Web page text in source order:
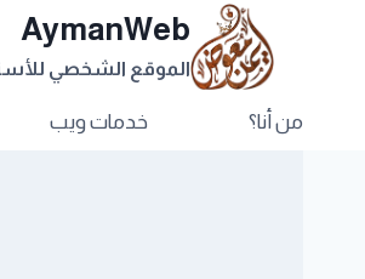
AymanWeb
الموقع الشخصي
من أنا؟ خدمات ويب